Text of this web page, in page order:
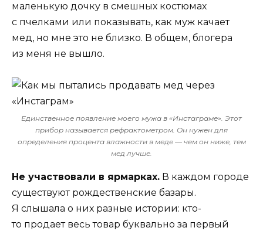
маленькую дочку в смешных костюмах
с пчелками или показывать, как муж качает
мед, но мне это не близко. В общем, блогера
из меня не вышло.
Единственное появление моего мужа в «Инстаграме». Этот
прибор называется рефрактометром. Он нужен для
определения процента влажности в меде — чем он ниже, тем
мед лучше.
Не участвовали в ярмарках. В каждом городе
существуют рождественские базары.
Я слышала о них разные истории: кто-
то продает весь товар буквально за первый